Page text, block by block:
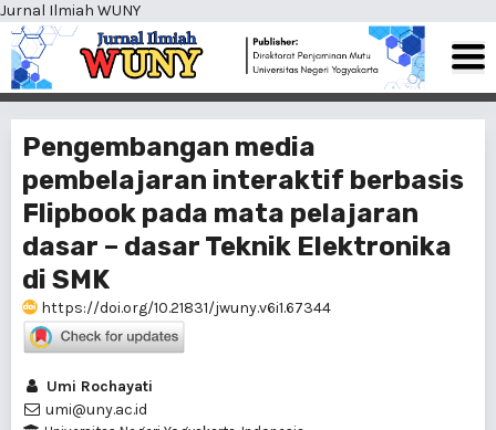
Jurnal Ilmiah WUNY
Pengembangan media
pembelajaran interaktif berbasis
Flipbook pada mata pelajaran
dasar – dasar Teknik Elektronika
di SMK
https://doi.org/10.21831/jwuny.v6i1.67344
Umi Rochayati
umi@uny.ac.id